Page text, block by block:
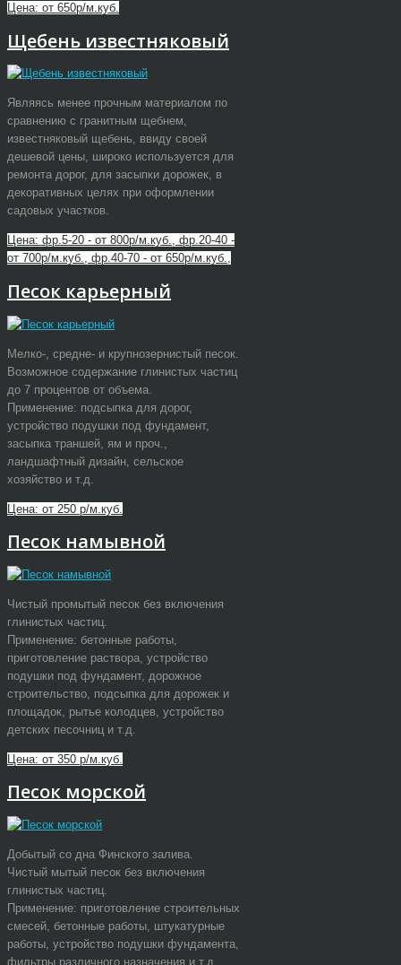
Цена: от 650р/м.куб.
Щебень известняковый
Являясь менее прочным материалом по
сравнению с гранитным щебнем,
известняковый щебень, ввиду своей
дешевой цены, широко используется для
ремонта дорог, для засыпки дорожек, в
декоративных целях при оформлении
садовых участков.
Цена: фр.5-20 - от 800р/м.куб., фр.20-40 -
от 700р/м.куб., фр.40-70 - от 650р/м.куб.,
Песок карьерный
Мелко-, средне- и крупнозернистый песок.
Возможное содержание глинистых частиц
до 7 процентов от объема.
Применение: подсыпка для дорог,
устройство подушки под фундамент,
засыпка траншей, ям и проч.,
ландшафтный дизайн, сельское
хозяйство и т.д.
Цена: от 250 р/м.куб.
Песок намывной
Чистый промытый песок без включения
глинистых частиц.
Применение: бетонные работы,
приготовление раствора, устройство
подушки под фундамент, дорожное
строительство, подсыпка для дорожек и
площадок, рытье колодцев, устройство
детских песочниц и т.д.
Цена: от 350 р/м.куб.
Песок морской
Добытый со дна Финского залива.
Чистый мытый песок без включения
глинистых частиц.
Применение: приготовление строительных
смесей, бетонные работы, штукатурные
работы, устройство подушки фундамента,
фильтры различного назначения и т.д.